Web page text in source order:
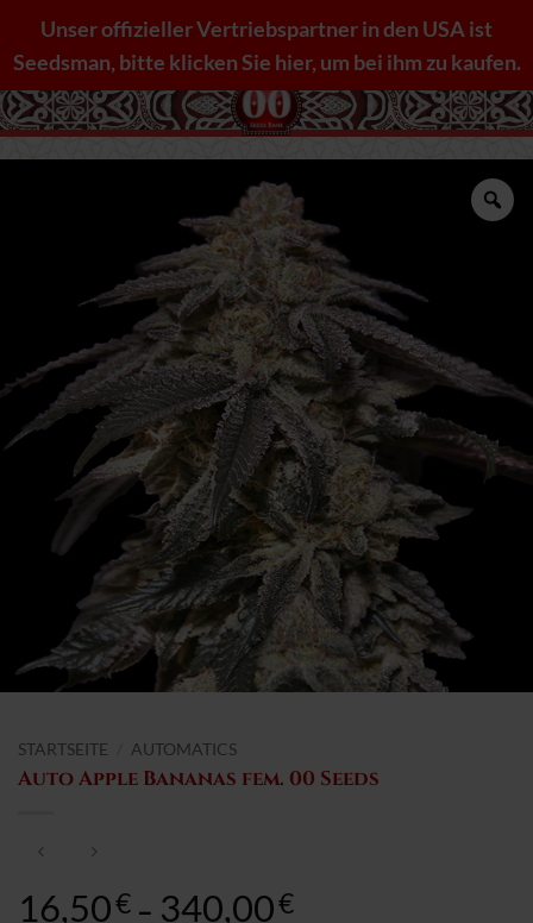
Inhalt
springen
STARTSEITE AUTOMATICS
Auto Apple Bananas fem. 00 Seeds
16,50€ – 340,00€Preisspanne:
Unser offizieller Vertriebspartner in den USA ist
Seedsman, bitte klicken Sie hier, um bei ihm zu kaufen.